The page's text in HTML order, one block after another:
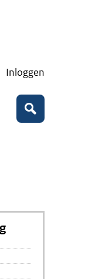
Inloggen
Zoeken